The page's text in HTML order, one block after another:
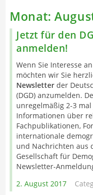
Monat:
Jetzt für den
anmelden!
Wenn Sie Interesse
möchten wir Sie
Newsletterder
(DGD) anzumelden.
unregelmäßig 2-3
Informationen über
Fachpublikationen,
internationale
und Nachrichten aus
Gesellschaft für
Newsletter-
2. August 2017